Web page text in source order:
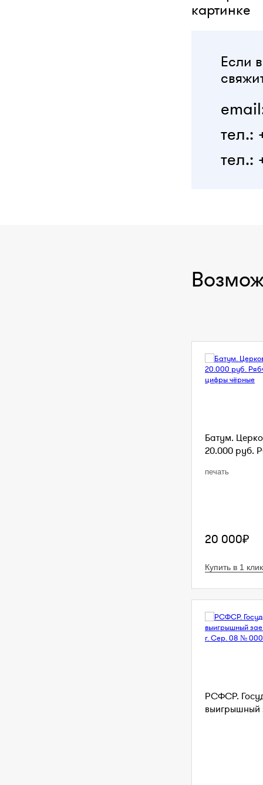
картинке
Если
тел.:
тел.:
Батум.
20.000 руб.
печать
20 000₽
Купить в 1 клик
РСФСР.
выигрышный